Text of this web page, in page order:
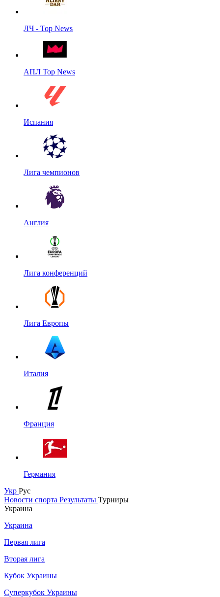
ЛЧ - Top News
АПЛ Top News
Испания
Лига чемпионов
Англия
Лига конференций
Лига Европы
Италия
Франция
Германия
Укр Рус
Новости спорта Результаты Турниры
Украина
Украина
Первая лига
Вторая лига
Кубок Украины
Суперкубок Украины